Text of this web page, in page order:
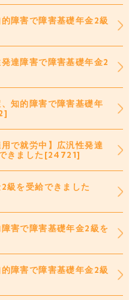
障害で障害基礎年金2級
達障害で障害基礎年金2
知的障害で障害基礎年
で就労中】広汎性発達
きました[24721]
級を受給できました
害で障害基礎年金2級を
障害で障害基礎年金2級